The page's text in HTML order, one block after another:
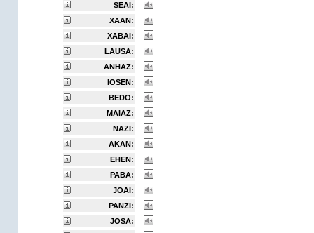
SEAI:
XAAN:
XABAI:
LAUSA:
ANHAZ:
IOSEN:
BEDO:
MAIAZ:
NAZI:
AKAN:
EHEN:
PABA:
JOAI:
PANZI:
JOSA: